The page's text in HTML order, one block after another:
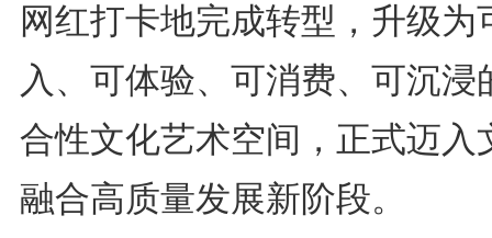
网红打卡地完成转型，升级为
入、可体验、可消费、可沉浸
合性文化艺术空间，正式迈入
融合高质量发展新阶段。